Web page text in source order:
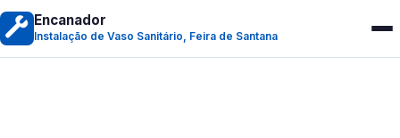
Encanador
Instalação de Vaso Sanitário, Feira de Santana